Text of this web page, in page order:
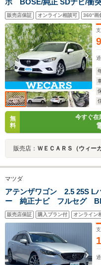
線逸脱防止支援システム/シ
HID/ETC/EBD付ABS/横滑り
ップ
販売店保証 オンライン相談可 360°画
無
料
今すぐ在
販売店： ＷＥＣＡＲＳ（ウィー
マツダ
アテンザワゴン 2.5 25S L
ー 純正ナビ フルセグ
ラインドスポットモニター
イ パドルシフト ドラレ
ート レザーシート フォグ
販売店保証 購入プラン付 オンライン